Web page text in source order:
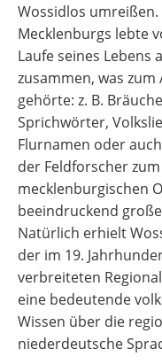
Wossidlos
Mecklenburgs lebte
Laufe seines Lebens
zusammen, was
gehörte: z. B.
Sprichwörter,
Flurnamen oder
der Feldforscher
mecklenburgischen
beeindruckend
Natürlich erhielt
der im 19.
verbreiteten
eine bedeutende
Wissen über die
niederdeutsche